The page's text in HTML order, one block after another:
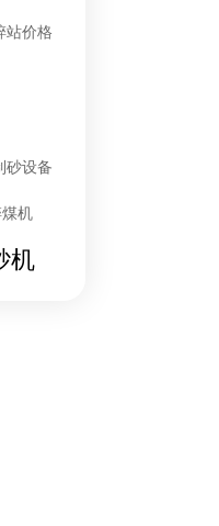
站价格
砂设备
机
机